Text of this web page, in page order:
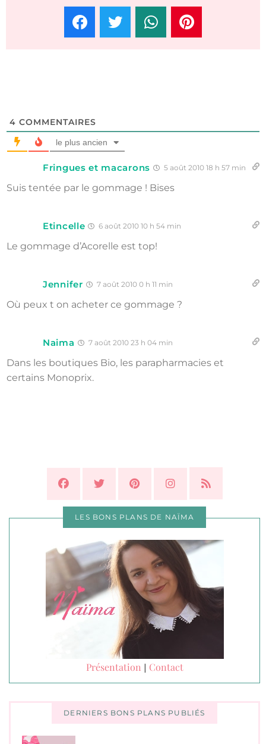
4 COMMENTAIRES
le plus ancien
Fringues et macarons 5 août 2010 18 h 57 min
Suis tentée par le gommage ! Bises
Etincelle 6 août 2010 10 h 54 min
Le gommage d’Acorelle est top!
Jennifer 7 août 2010 0 h 11 min
Où peux t on acheter ce gommage ?
Naima 7 août 2010 23 h 04 min
Dans les boutiques Bio, les parapharmacies et
certains Monoprix.
LES BONS PLANS DE NAÏMA
Présentation | Contact
DERNIERS BONS PLANS PUBLIÉS